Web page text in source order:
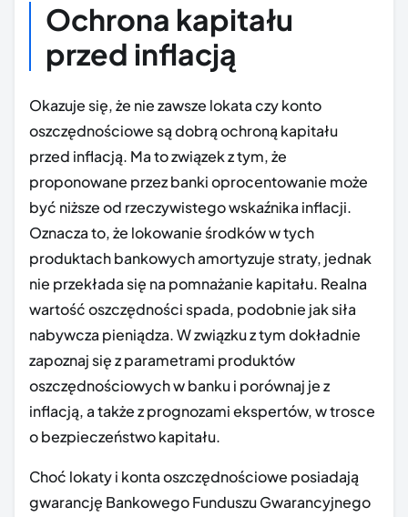
Ochrona kapitału
przed inflacją
Okazuje się, że nie zawsze lokata czy konto
oszczędnościowe są dobrą ochroną kapitału
przed inflacją. Ma to związek z tym, że
proponowane przez banki oprocentowanie może
być niższe od rzeczywistego wskaźnika inflacji.
Oznacza to, że lokowanie środków w tych
produktach bankowych amortyzuje straty, jednak
nie przekłada się na pomnażanie kapitału. Realna
wartość oszczędności spada, podobnie jak siła
nabywcza pieniądza. W związku z tym dokładnie
zapoznaj się z parametrami produktów
oszczędnościowych w banku i porównaj je z
inflacją, a także z prognozami ekspertów, w trosce
o bezpieczeństwo kapitału.
Choć lokaty i konta oszczędnościowe posiadają
gwarancję Bankowego Funduszu Gwarancyjnego